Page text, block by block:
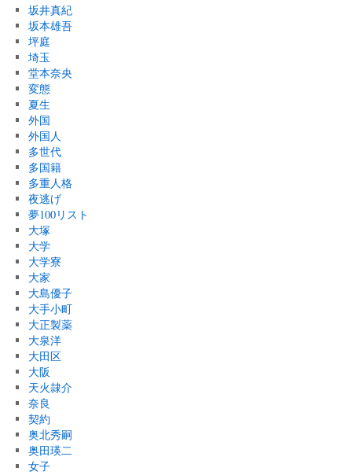
坂井真紀
坂本雄吾
坪庭
埼玉
堂本奈央
変態
夏生
外国
外国人
多世代
多国籍
多重人格
夜逃げ
夢100リスト
大塚
大学
大学寮
大家
大島優子
大手小町
大正製薬
大泉洋
大田区
大阪
天火隷介
奈良
契約
奥北秀嗣
奥田瑛二
女子